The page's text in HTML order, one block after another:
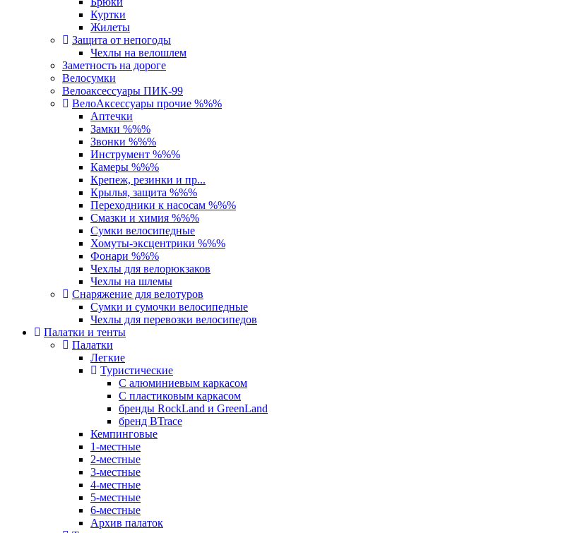
Куртки
Жилеты
Защита от непогоды
Чехлы на велошлем
Заметность на дороге
Велосумки
Велоаксессуары ПИК-99
ВелоАксессуары прочие %%%
Аптечки
Замки %%%
Звонки %%%
Инструмент %%%
Камеры %%%
Крепеж, резинки и пр...
Крылья, защита %%%
Переходники к насосам %%%
Смазки и химия %%%
Сумки велосипедные
Хомуты-эксцентрики %%%
Фонари %%%
Чехлы для велорюкзаков
Чехлы на шлемы
Снаряжение для велотуров
Сумки и сумочки велосипедные
Чехлы для перевозки велосипедов
Палатки и тенты
Палатки
Легкие
Туристические
С алюминиевым каркасом
С пластиковым каркасом
бренды RockLand и GreenLand
бренд BTrace
Кемпинговые
1-местные
2-местные
3-местные
4-местные
5-местные
6-местные
Архив палаток